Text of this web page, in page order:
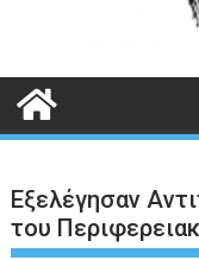
Εξελέγησαν
του